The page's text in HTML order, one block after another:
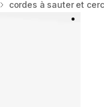
cordes à sauter et